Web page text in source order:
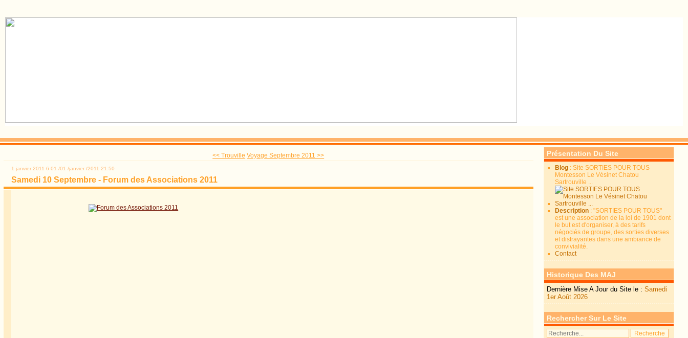
<< Trouville Voyage Septembre 2011 >>
1 janvier 2011 6 01 /01 /janvier /2011 21:50
Samedi 10 Septembre - Forum des Associations 2011
Présentation Du Site
Blog : Site SORTIES POUR TOUS
Montesson Le Vésinet Chatou
Sartrouville ...
Description : "SORTIES POUR TOUS"
est une association de la loi de 1901 dont
le but est d'organiser, à des tarifs
négociés de groupe, des sorties diverses
et distrayantes dans une ambiance de
convivialité.
Contact
Historique Des MAJ
Dernière Mise A Jour du Site le :Samedi
1er Août 2026
Rechercher Sur Le Site